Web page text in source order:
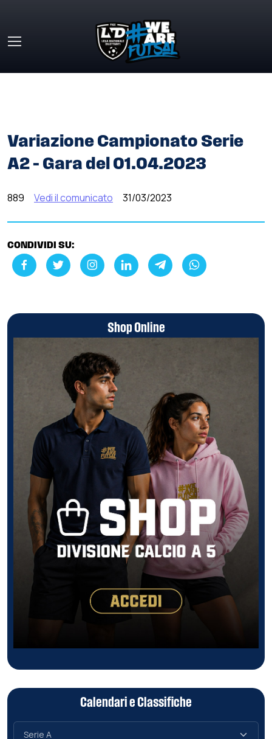
Variazione Campionato Serie
A2 – Gara del 01.04.2023
889 Vedi il comunicato 31/03/2023
CONDIVIDI SU:
Shop Online
Calendari e Classifiche